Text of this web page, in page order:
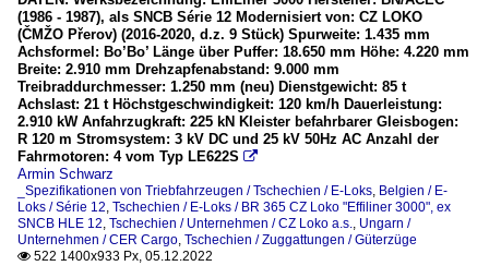
(1986 - 1987), als SNCB Série 12 Modernisiert von: CZ LOKO
(ČMŽO Přerov) (2016-2020, d.z. 9 Stück) Spurweite: 1.435 mm
Achsformel: Bo’Bo’ Länge über Puffer: 18.650 mm Höhe: 4.220 mm
Breite: 2.910 mm Drehzapfenabstand: 9.000 mm
Treibraddurchmesser: 1.250 mm (neu) Dienstgewicht: 85 t
Achslast: 21 t Höchstgeschwindigkeit: 120 km/h Dauerleistung:
2.910 kW Anfahrzugkraft: 225 kN Kleister befahrbarer Gleisbogen:
R 120 m Stromsystem: 3 kV DC und 25 kV 50Hz AC Anzahl der
Fahrmotoren: 4 vom Typ LE622S 
Armin Schwarz
_Spezifikationen von Triebfahrzeugen / Tschechien / E-Loks, Belgien / E-
Loks / Série 12, Tschechien / E-Loks / BR 365 CZ Loko "Effiliner 3000", ex
SNCB HLE 12, Tschechien / Unternehmen / CZ Loko a.s., Ungarn /
Unternehmen / CER Cargo, Tschechien / Zuggattungen / Güterzüge
 522 1400x933 Px, 05.12.2022